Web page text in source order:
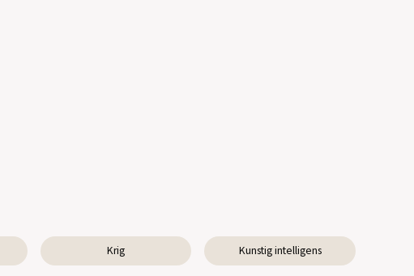
Krig Kunstig intelligens